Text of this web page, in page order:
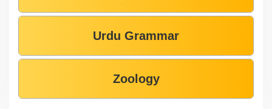
Urdu Grammar
Zoology